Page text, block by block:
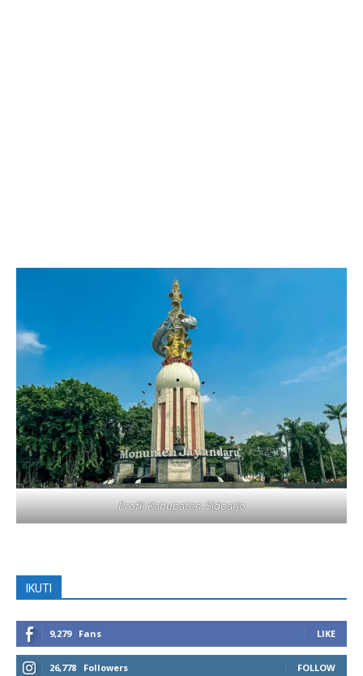
Profil Kabupaten Sidoarjo
IKUTI
9,279 Fans LIKE
26,778 Followers FOLLOW